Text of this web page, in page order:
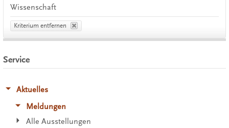
Wissenschaft
Kriterium entfernen
Service
Aktuelles
Meldungen
Alle Ausstellungen